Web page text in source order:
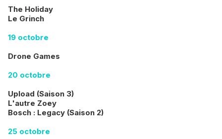
The Holiday
Le Grinch
19 octobre
Drone Games
20 octobre
Upload (Saison 3)
L'autre Zoey
Bosch : Legacy (Saison 2)
25 octobre